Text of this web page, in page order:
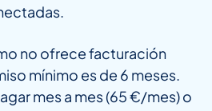
no ofrece facturación
mínimo es de 6 meses.
mes a mes (65 €/mes) o